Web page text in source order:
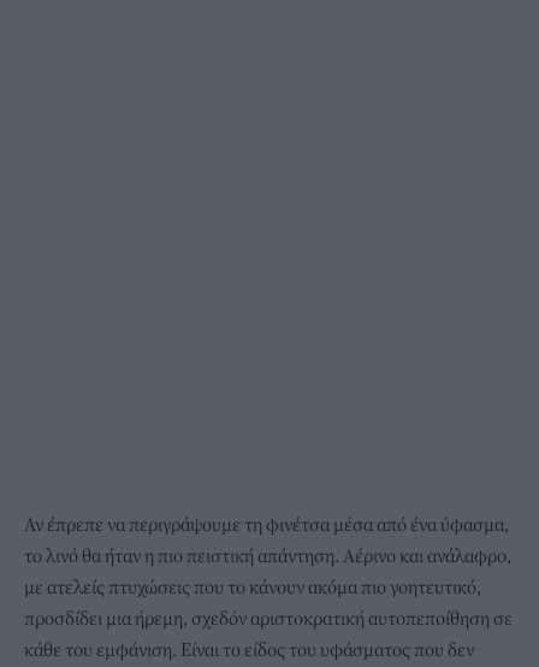
Αν έπρεπε να περιγράψουμε τη φινέτσα μέσα από ένα ύφασμα,
το λινό θα ήταν η πιο πειστική απάντηση. Αέρινο και ανάλαφρο,
με ατελείς πτυχώσεις που το κάνουν ακόμα πιο γοητευτικό,
προσδίδει μια ήρεμη, σχεδόν αριστοκρατική αυτοπεποίθηση σε
κάθε του εμφάνιση. Είναι το είδος του υφάσματος που δεν